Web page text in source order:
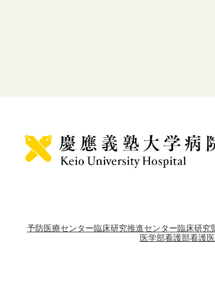
予防医療センター臨床研究推進センター臨床研究
医学部看護部看護